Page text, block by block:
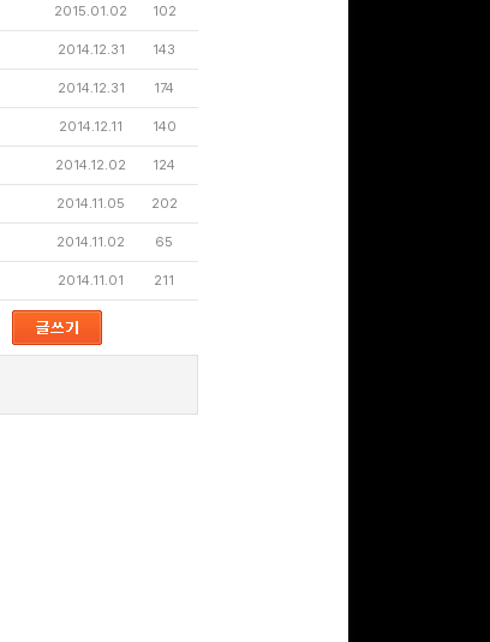
2015.01.02 102
2014.12.31 143
2014.12.31 174
2014.12.11 140
2014.12.02 124
2014.11.05 202
2014.11.02 65
2014.11.01 211
100
문화상품권 10000원
100